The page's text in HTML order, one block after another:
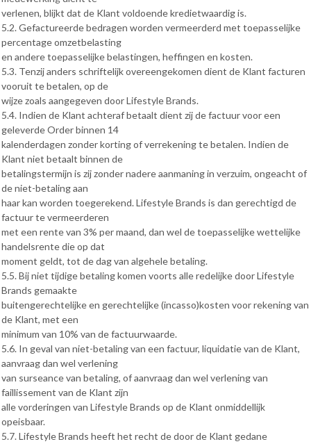
verlenen, blijkt dat de Klant voldoende kredietwaardig is.
5.2. Gefactureerde bedragen worden vermeerderd met toepasselijke
percentage omzetbelasting
en andere toepasselijke belastingen, heffingen en kosten.
5.3. Tenzij anders schriftelijk overeengekomen dient de Klant facturen
vooruit te betalen, op de
wijze zoals aangegeven door Lifestyle Brands.
5.4. Indien de Klant achteraf betaalt dient zij de factuur voor een
geleverde Order binnen 14
kalenderdagen zonder korting of verrekening te betalen. Indien de
Klant niet betaalt binnen de
betalingstermijn is zij zonder nadere aanmaning in verzuim, ongeacht of
de niet-betaling aan
haar kan worden toegerekend. Lifestyle Brands is dan gerechtigd de
factuur te vermeerderen
met een rente van 3% per maand, dan wel de toepasselijke wettelijke
handelsrente die op dat
moment geldt, tot de dag van algehele betaling.
5.5. Bij niet tijdige betaling komen voorts alle redelijke door Lifestyle
Brands gemaakte
buitengerechtelijke en gerechtelijke (incasso)kosten voor rekening van
de Klant, met een
minimum van 10% van de factuurwaarde.
5.6. In geval van niet-betaling van een factuur, liquidatie van de Klant,
aanvraag dan wel verlening
van surseance van betaling, of aanvraag dan wel verlening van
faillissement van de Klant zijn
alle vorderingen van Lifestyle Brands op de Klant onmiddellijk
opeisbaar.
5.7. Lifestyle Brands heeft het recht de door de Klant gedane